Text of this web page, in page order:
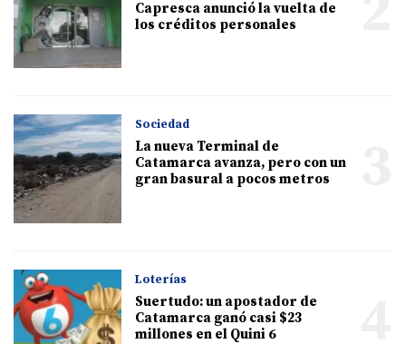
Capresca anunció la vuelta de
los créditos personales
Sociedad
La nueva Terminal de
Catamarca avanza, pero con un
gran basural a pocos metros
Loterías
Suertudo: un apostador de
Catamarca ganó casi $23
millones en el Quini 6